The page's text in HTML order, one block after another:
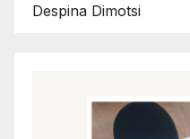
Despina Dimotsi